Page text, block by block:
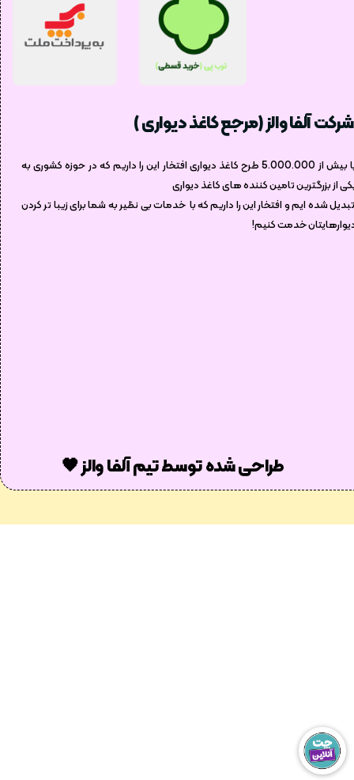
شرکت آلفا والز (مرجع کاغذ دیواری )
با بیش از 5.000.000 طرح کاغذ دیواری افتخار این را داریم که در حوزه کشوری به
از بزرگترین تامین کننده های کاغذ دیواری
شده ایم و افتخار این را داریم که با خدمات بی نظیر به شما برای زیبا تر کردن
خدمت کنیم!
طراحی شده توسط تیم آلفا والز 🖤